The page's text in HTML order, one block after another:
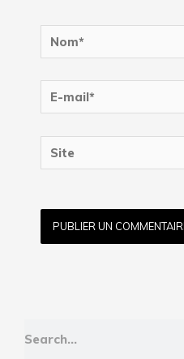
Nom*
mail*
Site